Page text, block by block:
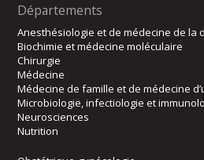
Départements
Anesthésiologie et de médecine de la
Biochimie et médecine moléculaire
Chirurgie
Médecine
Médecine de famille et de médecine
Microbiologie, infectiologie et
Neurosciences
Nutrition